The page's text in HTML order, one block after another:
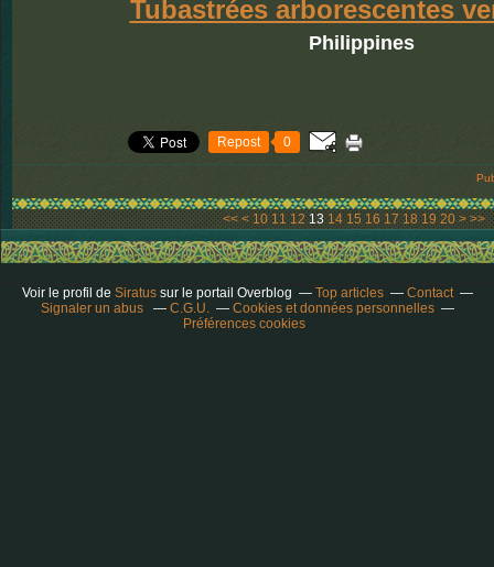
Tubastrées arborescentes
Philippines
Repost 0
<< < 10 11 12 13 14 15 16 17 18 19 2030
> >>
Voir le profil de Siratussur le portail Overblog Top articles
Contact
Signaler un abus
C.G.U.
Cookies et données personnelles
Préférences cookies